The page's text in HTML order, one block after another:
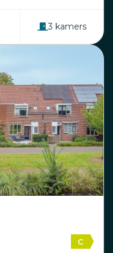
3 kamers
C